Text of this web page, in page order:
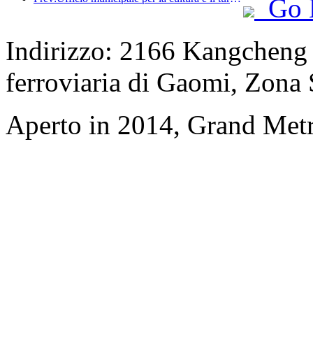
Go
Indirizzo: 2166
ferroviaria di Gaomi, Zona
Aperto in 2014, Grand